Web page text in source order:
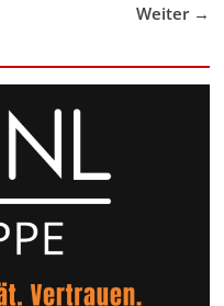
Weiter →